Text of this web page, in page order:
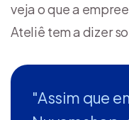
veja o que a
Ateliê tem a dizer
"Assim que